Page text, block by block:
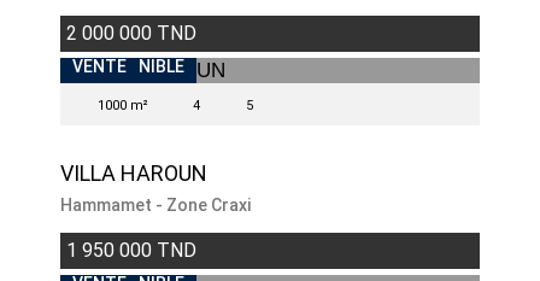
2 000 000 TND
INDISPONIBLE
VENTE
1000 m² 4 5
VILLA HAROUN
Hammamet - Zone Craxi
1 950 000 TND